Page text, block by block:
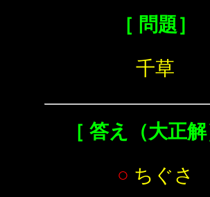
［ 問題］
千草
［ 答え（大正解
○ ちぐさ